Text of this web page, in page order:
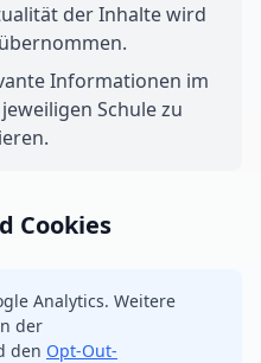
der Inhalte wird
Informationen im
Schule zu
Cookies
Analytics. Weitere
der
den Opt-Out-